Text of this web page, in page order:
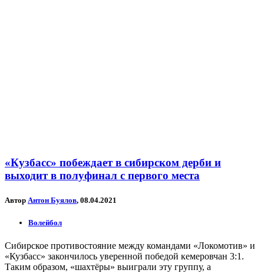
«Кузбасс» побеждает в сибирском дерби и
выходит в полуфинал с первого места
Автор Антон Буялов, 08.04.2021
Волейбол
Сибирское противостояние между командами «Локомотив» и
«Кузбасс» закончилось уверенной победой кемеровчан 3:1.
Таким образом, «шахтёры» выиграли эту группу, а